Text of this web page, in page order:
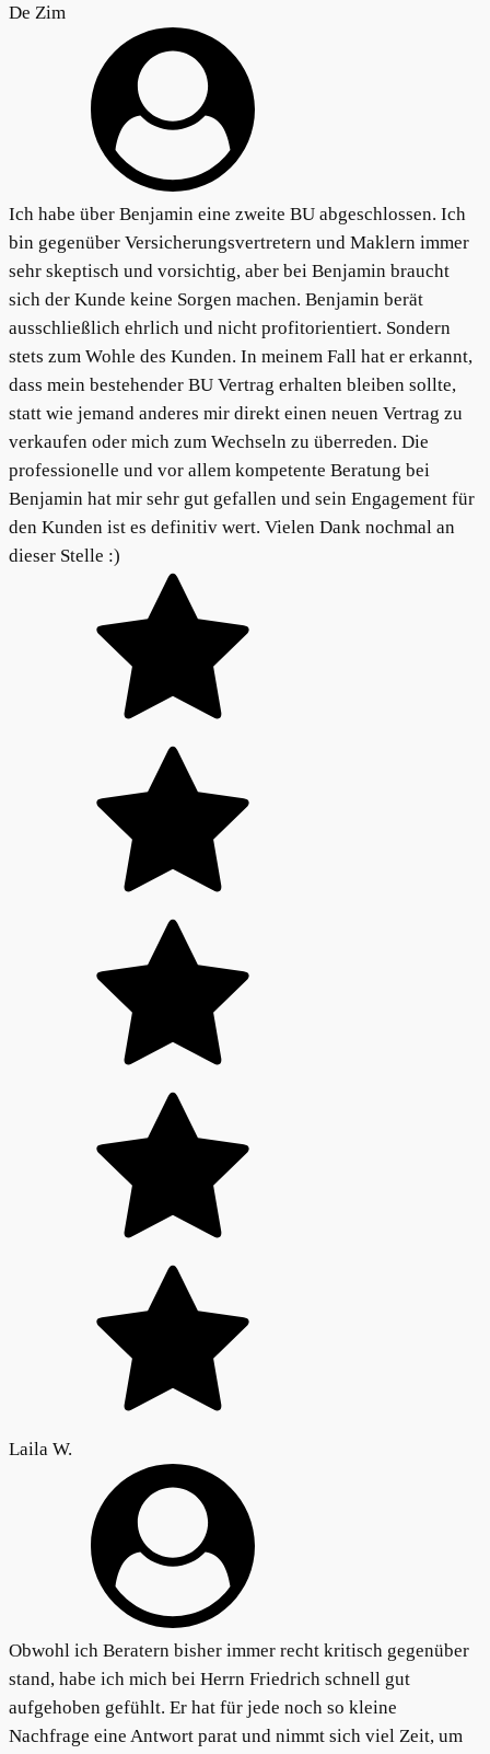
De Zim
Ich habe über Benjamin eine zweite BU abgeschlossen. Ich
bin gegenüber Versicherungsvertretern und Maklern immer
sehr skeptisch und vorsichtig, aber bei Benjamin braucht
sich der Kunde keine Sorgen machen. Benjamin berät
ausschließlich ehrlich und nicht profitorientiert. Sondern
stets zum Wohle des Kunden. In meinem Fall hat er erkannt,
dass mein bestehender BU Vertrag erhalten bleiben sollte,
statt wie jemand anderes mir direkt einen neuen Vertrag zu
verkaufen oder mich zum Wechseln zu überreden. Die
professionelle und vor allem kompetente Beratung bei
Benjamin hat mir sehr gut gefallen und sein Engagement für
den Kunden ist es definitiv wert. Vielen Dank nochmal an
dieser Stelle :)
Laila W.
Obwohl ich Beratern bisher immer recht kritisch gegenüber
stand, habe ich mich bei Herrn Friedrich schnell gut
aufgehoben gefühlt. Er hat für jede noch so kleine
Nachfrage eine Antwort parat und nimmt sich viel Zeit, um